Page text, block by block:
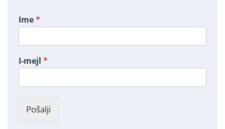
Ime*
I-mejl *
Pošalji